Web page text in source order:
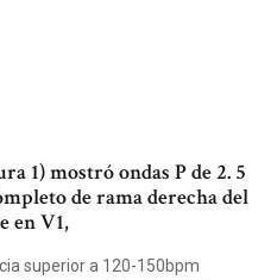
1) mostró ondas P de 2. 5
de rama derecha del
en V1,
superior a 120-150bpm